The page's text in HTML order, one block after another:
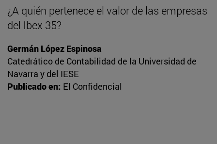
¿A quién pertenece el valor de las empresas
del Ibex 35?
Germán López Espinosa
Catedrático de Contabilidad de la Universidad de
Navarra y del IESE
Publicado en: El Confidencial